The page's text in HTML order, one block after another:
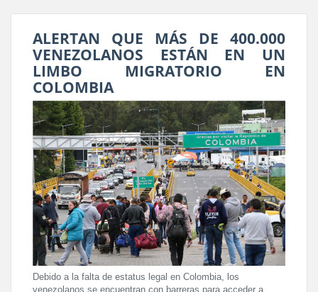
ALERTAN QUE MÁS DE 400.000
VENEZOLANOS ESTÁN EN UN
LIMBO MIGRATORIO EN
COLOMBIA
Debido a la falta de estatus legal en Colombia, los